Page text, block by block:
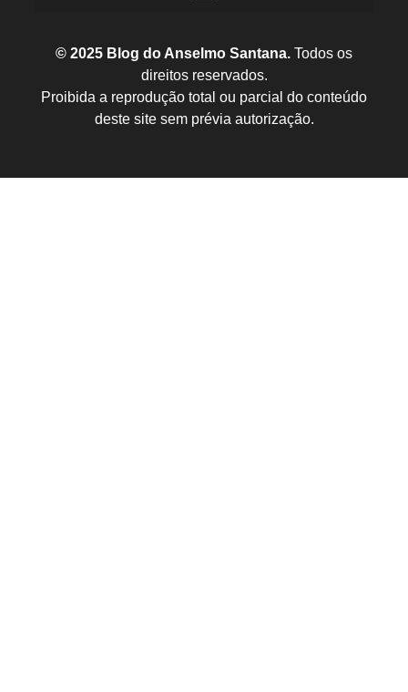
© 2025 Blog do Anselmo Santana. Todos os
direitos reservados.
Proibida a reprodução total ou parcial do conteúdo
deste site sem prévia autorização.